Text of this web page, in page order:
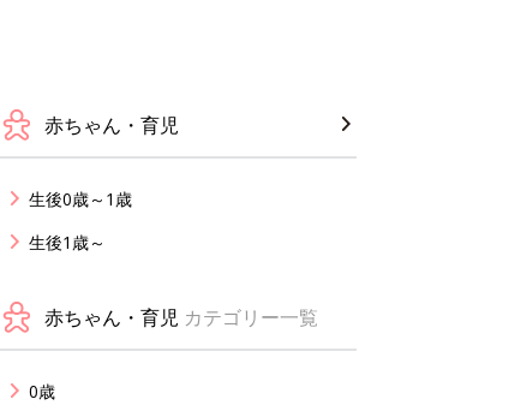
赤ちゃん・育児
生後0歳～1歳
生後1歳～
赤ちゃん・育児 カテゴリー一覧
0歳